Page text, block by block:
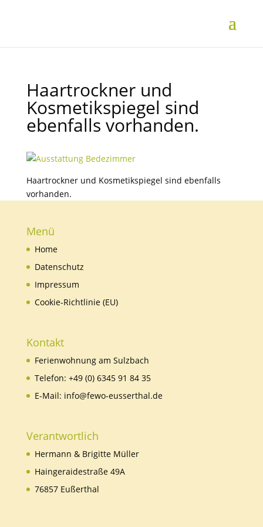
Haartrockner und
Kosmetikspiegel sind
ebenfalls vorhanden.
Haartrockner und Kosmetikspiegel sind ebenfalls
vorhanden.
Menü
Home
Datenschutz
Impressum
Cookie-Richtlinie (EU)
Kontakt
Ferienwohnung am Sulzbach
Telefon: +49 (0) 6345 91 84 35
E-Mail: info@fewo-eusserthal.de
Verantwortlich
Hermann & Brigitte Müller
Haingeraidestraße 49A
76857 Eußerthal